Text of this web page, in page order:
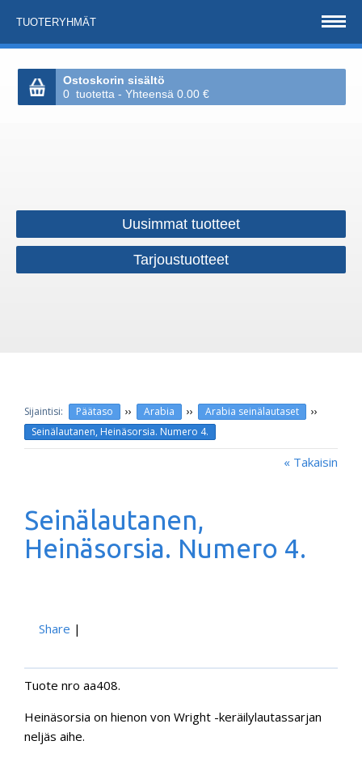
TUOTERYHMÄT
Ostoskorin sisältö
0 tuotetta - Yhteensä 0.00 €
Uusimmat tuotteet
Tarjoustuotteet
Päätaso ›› Arabia ›› Arabia seinälautaset ››
Seinälautanen, Heinäsorsia. Numero 4.
« Takaisin
Seinälautanen,
Heinäsorsia. Numero 4.
Share |
Tuote nro aa408.
Heinäsorsia on hienon von Wright -keräilylautassarjan
neljäs aihe.